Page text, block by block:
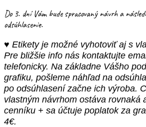
Do 3. dní Vám bude spracovaný návrh a
odsúhlasenie.
♥ Etikety je možné vyhotoviť aj s
Pre bližšie info nás kontaktujte
telefonicky. Na základne Vášho
grafiku, pošleme náhľad na
po odsúhlasení začne ich výroba.
vlastným návrhom ostáva rovnaká
cenníku + sa účtuje poplatok za
4€.